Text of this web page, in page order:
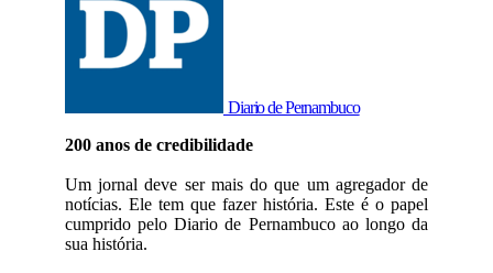
Diario de Pernambuco
200 anos de credibilidade
Um jornal deve ser mais do que um agregador de
notícias. Ele tem que fazer história. Este é o papel
cumprido pelo Diario de Pernambuco ao longo da
sua história.